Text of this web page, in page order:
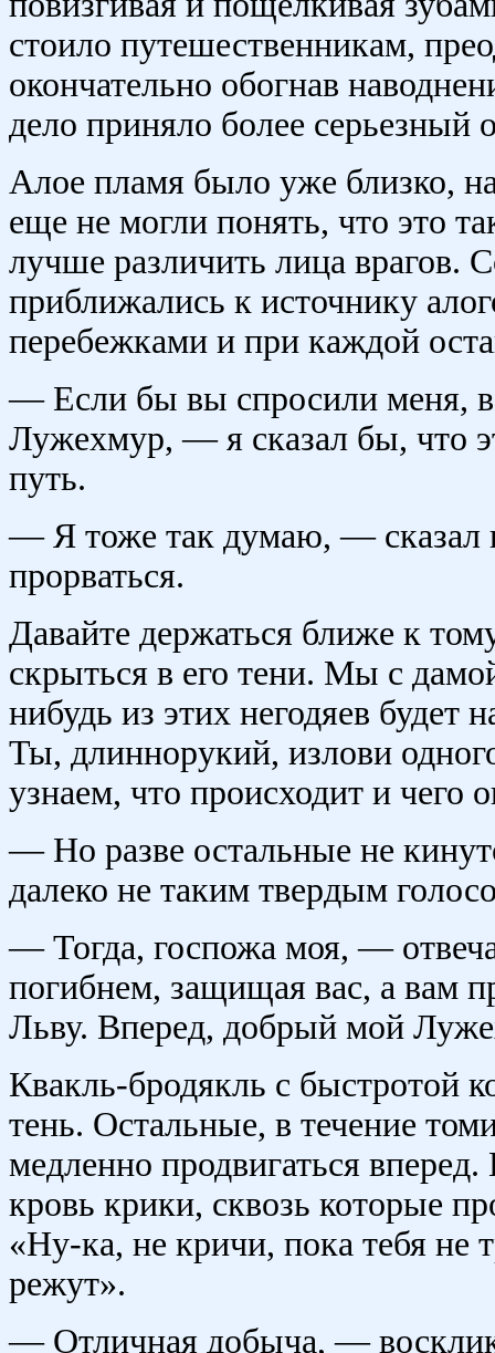
стоило путешественникам,
окончательно обогнав
дело приняло более серьезный
Алое пламя было уже близко,
еще не могли понять, что это
лучше различить лица врагов.
приближались к источнику
перебежками и при каждой
— Если бы вы спросили меня,
Лужехмур, — я сказал бы, что
путь.
— Я тоже так думаю, — сказал
прорваться.
Давайте держаться ближе к
скрыться в его тени. Мы с
нибудь из этих негодяев будет
Ты, длиннорукий, излови
узнаем, что происходит и чего
— Но разве остальные не
далеко не таким твердым
— Тогда, госпожа моя, —
погибнем, защищая вас, а вам
Льву. Вперед, добрый мой
Квакль-бродякль с быстротой
тень. Остальные, в течение
медленно продвигаться
кровь крики, сквозь которые
«Ну-ка, не кричи, пока тебя не
режут».
— Отличная добыча, —